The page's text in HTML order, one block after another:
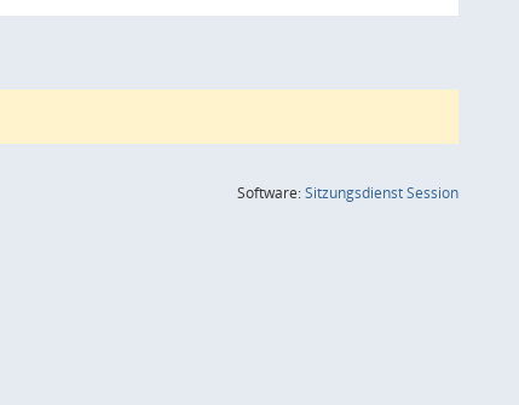
Software:SitzungsdienstSession(Wird in